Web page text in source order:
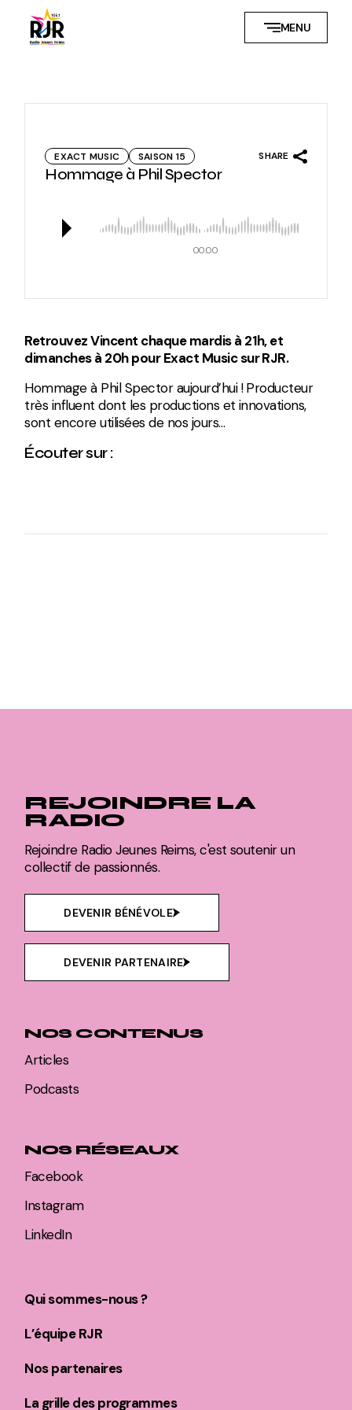
content
MENU
EXACT MUSIC SAISON 15
Hommage à Phil Spector
SHARE
00:00
Retrouvez Vincent chaque mardis à 21h, et
dimanches à 20h pour Exact Music sur RJR.
Hommage à Phil Spector aujourd’hui ! Producteur
très influent dont les productions et innovations,
sont encore utilisées de nos jours…
Écouter sur :
REJOINDRE LA
RADIO
Rejoindre Radio Jeunes Reims, c'est soutenir un
collectif de passionnés.
DEVENIR BÉNÉVOLE
DEVENIR PARTENAIRE
NOS CONTENUS
Articles
Podcasts
NOS RÉSEAUX
Facebook
Instagram
LinkedIn
Qui sommes-nous ?
L’équipe RJR
Nos partenaires
La grille des programmes